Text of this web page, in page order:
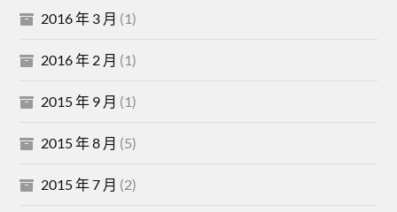
2016 年 3 月 (1)
2016 年 2 月 (1)
2015 年 9 月 (1)
2015 年 8 月 (5)
2015 年 7 月 (2)